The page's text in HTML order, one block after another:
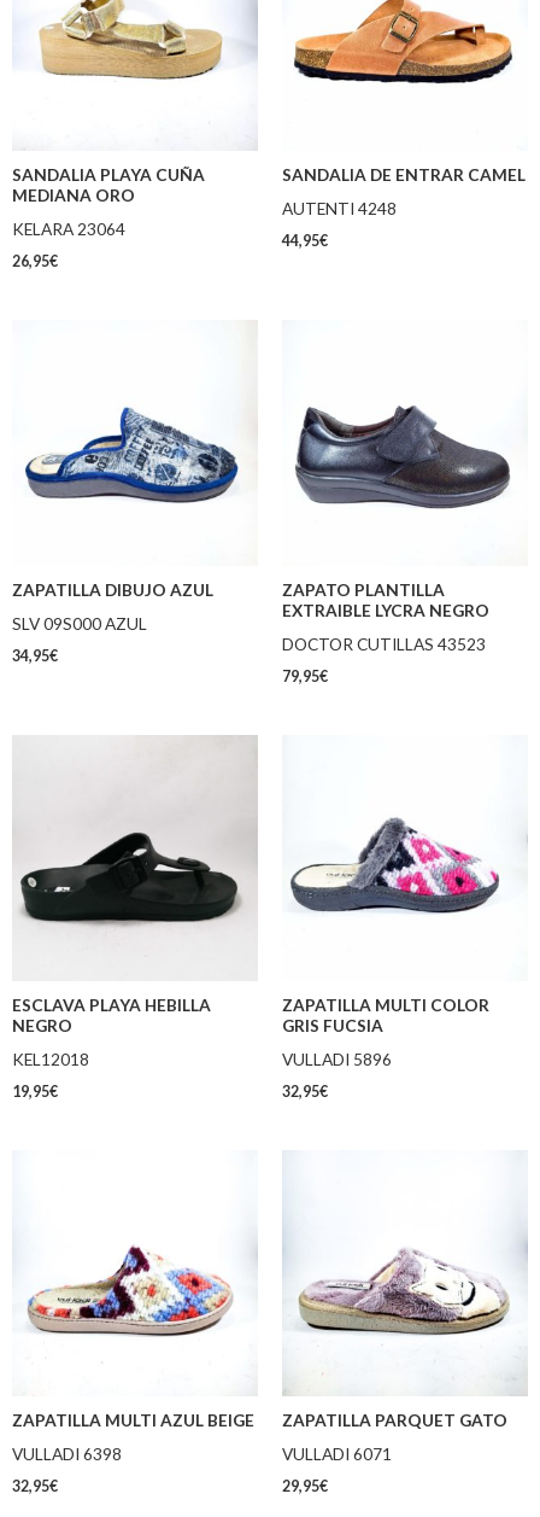
SANDALIA PLAYA CUÑA
MEDIANA ORO
KELARA 23064
26,95€
SANDALIA DE ENTRAR CAMEL
AUTENTI 4248
44,95€
ZAPATILLA DIBUJO AZUL
SLV 09S000 AZUL
34,95€
ZAPATO PLANTILLA
EXTRAIBLE LYCRA NEGRO
DOCTOR CUTILLAS 43523
79,95€
ESCLAVA PLAYA HEBILLA
NEGRO
KEL12018
19,95€
ZAPATILLA MULTI COLOR
GRIS FUCSIA
VULLADI 5896
32,95€
ZAPATILLA MULTI AZUL BEIGE
VULLADI 6398
32,95€
ZAPATILLA PARQUET GATO
VULLADI 6071
29,95€